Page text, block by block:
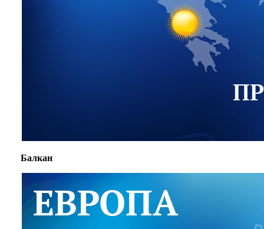
Балкан